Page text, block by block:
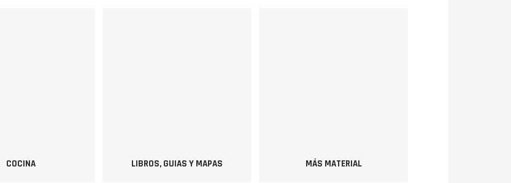
COCINA LIBROS, GUIAS Y MAPAS MÁS MATERIAL